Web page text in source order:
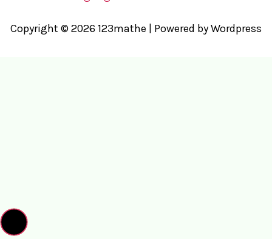
Copyright © 2026 123mathe | Powered by Wordpress